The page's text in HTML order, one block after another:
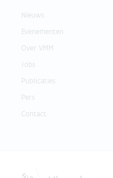
Nieuws
Evenementen
Over VMM
Jobs
Publicaties
Pers
Contact